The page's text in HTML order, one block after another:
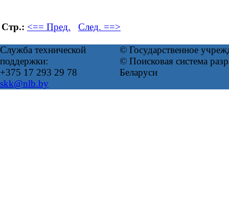
Стр.: <== Пред. След. ==>
Служба технической
поддержки:
+375 17 293 29 78
skk@nlb.by
© Государственное
© Поисковая система
Беларуси